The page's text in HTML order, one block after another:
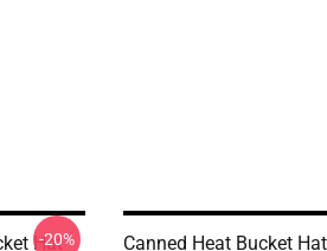
Hat
-20% Canned Heat Bucket Hat